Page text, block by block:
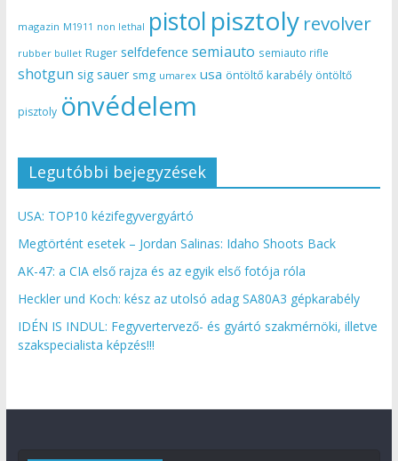
magazin M1911 non lethal pistol pisztoly revolver
rubber bullet Ruger selfdefence semiauto semiauto rifle
shotgun sig sauer smg umarex usa öntöltő karabély öntöltő
pisztoly önvédelem
Legutóbbi bejegyzések
USA: TOP10 kézifegyvergyártó
Megtörtént esetek – Jordan Salinas: Idaho Shoots Back
AK-47: a CIA első rajza és az egyik első fotója róla
Heckler und Koch: kész az utolsó adag SA80A3 gépkarabély
IDÉN IS INDUL: Fegyvertervező- és gyártó szakmérnöki, illetve
szakspecialista képzés!!!